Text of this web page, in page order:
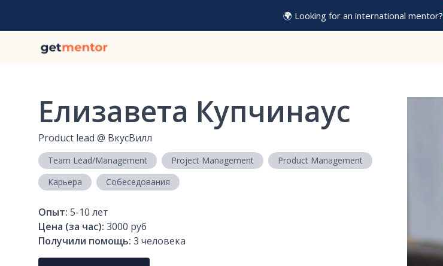
🌍 Looking for an international mentor?
Елизавета Купчинаус
Product lead @ ВкусВилл
Team Lead/Management Project Management
Product Management
Карьера
Собеседования
Опыт: 5-10 лет
Цена (за час): 3000 руб
Получили помощь: 3 человека